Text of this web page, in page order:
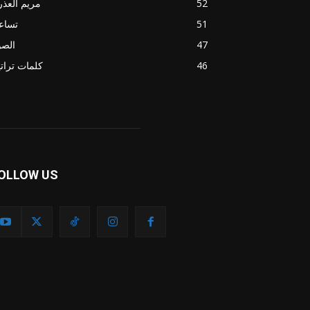
مريم
52
51
47
كلمات
46
US